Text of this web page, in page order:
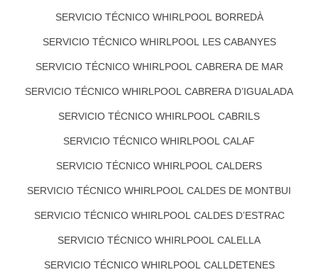
SERVICIO TÉCNICO WHIRLPOOL BORREDÀ
SERVICIO TÉCNICO WHIRLPOOL LES CABANYES
SERVICIO TÉCNICO WHIRLPOOL CABRERA DE MAR
SERVICIO TÉCNICO WHIRLPOOL CABRERA D’IGUALADA
SERVICIO TÉCNICO WHIRLPOOL CABRILS
SERVICIO TÉCNICO WHIRLPOOL CALAF
SERVICIO TÉCNICO WHIRLPOOL CALDERS
SERVICIO TÉCNICO WHIRLPOOL CALDES DE MONTBUI
SERVICIO TÉCNICO WHIRLPOOL CALDES D’ESTRAC
SERVICIO TÉCNICO WHIRLPOOL CALELLA
SERVICIO TÉCNICO WHIRLPOOL CALLDETENES